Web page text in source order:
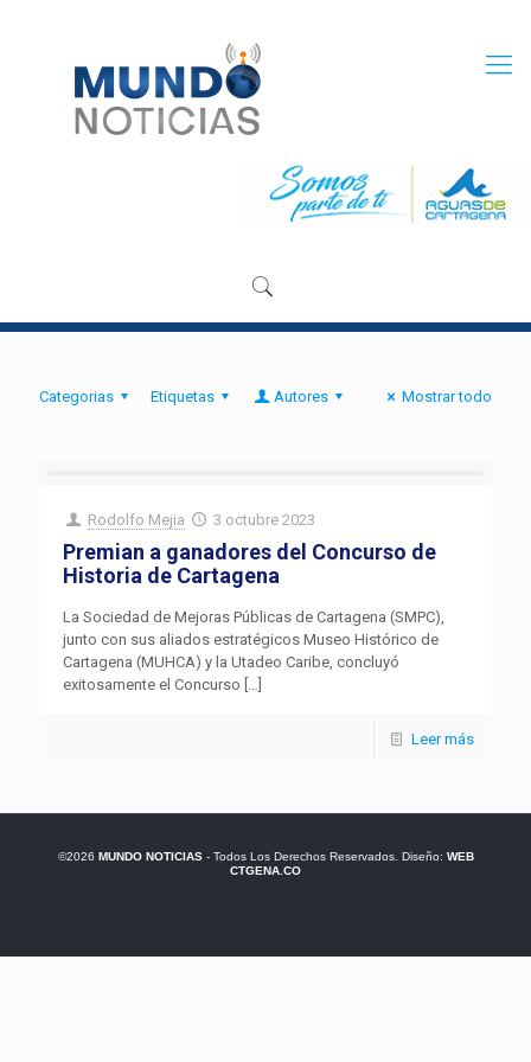
Categorias Etiquetas Autores Mostrar todo
Rodolfo Mejia 3 octubre 2023
Premian a ganadores del Concurso de
Historia de Cartagena
La Sociedad de Mejoras Públicas de Cartagena (SMPC),
junto con sus aliados estratégicos Museo Histórico de
Cartagena (MUHCA) y la Utadeo Caribe, concluyó
exitosamente el Concurso […]
Leer más
©2026 MUNDO NOTICIAS- Todos Los Derechos Reservados. Diseño: WEB
CTGENA.CO